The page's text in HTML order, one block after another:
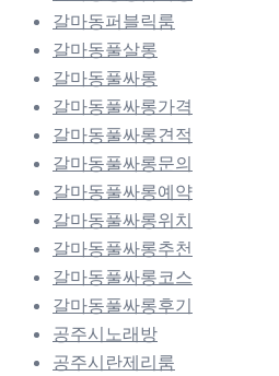
갈마동퍼블릭룸
갈마동풀살롱
갈마동풀싸롱
갈마동풀싸롱가격
갈마동풀싸롱견적
갈마동풀싸롱문의
갈마동풀싸롱예약
갈마동풀싸롱위치
갈마동풀싸롱추천
갈마동풀싸롱코스
갈마동풀싸롱후기
공주시노래방
공주시란제리룸